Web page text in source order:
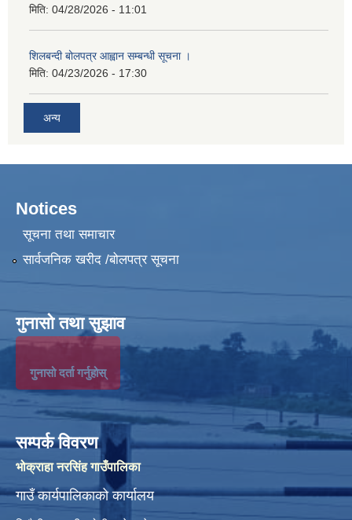
मिति: 04/28/2026 - 11:01
शिलबन्दी बोलपत्र आह्वान सम्बन्धी सूचना ।
मिति: 04/23/2026 - 17:30
अन्य
Notices
सूचना तथा समाचार
सार्वजनिक खरीद /बोलपत्र सूचना
गुनासो तथा सुझाव
गुनासो दर्ता गर्नुहोस्
सम्पर्क विवरण
भोक्राहा नरसिंह गाउँपालिका
गाउँ कार्यपालिकाको कार्यालय